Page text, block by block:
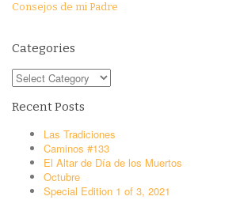
Consejos de mi Padre
Categories
Categories
Recent Posts
Las Tradiciones
Caminos #133
El Altar de Día de los Muertos
Octubre
Special Edition 1 of 3, 2021